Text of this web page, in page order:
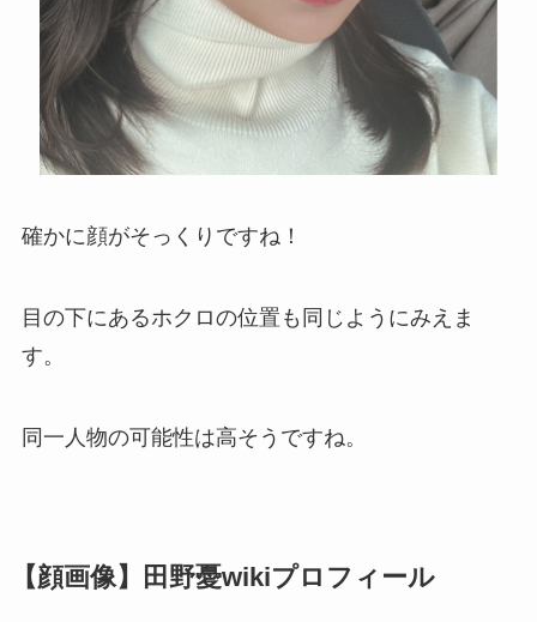
確かに顔がそっくりですね！
目の下にあるホクロの位置も同じようにみえま
す。
同一人物の可能性は高そうですね。
【顔画像】田野憂wikiプロフィール